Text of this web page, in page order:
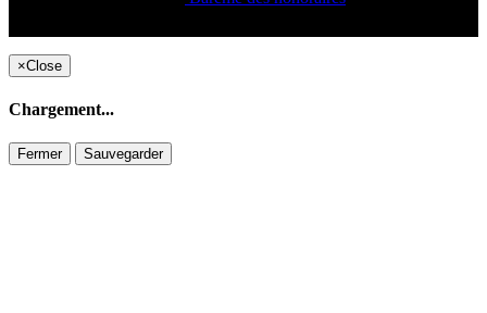
×Close
Chargement...
Fermer Sauvegarder